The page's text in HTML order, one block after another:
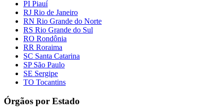
PI Piauí
RJ Rio de Janeiro
RN Rio Grande do Norte
RS Rio Grande do Sul
RO Rondônia
RR Roraima
SC Santa Catarina
SP São Paulo
SE Sergipe
TO Tocantins
Órgãos por Estado